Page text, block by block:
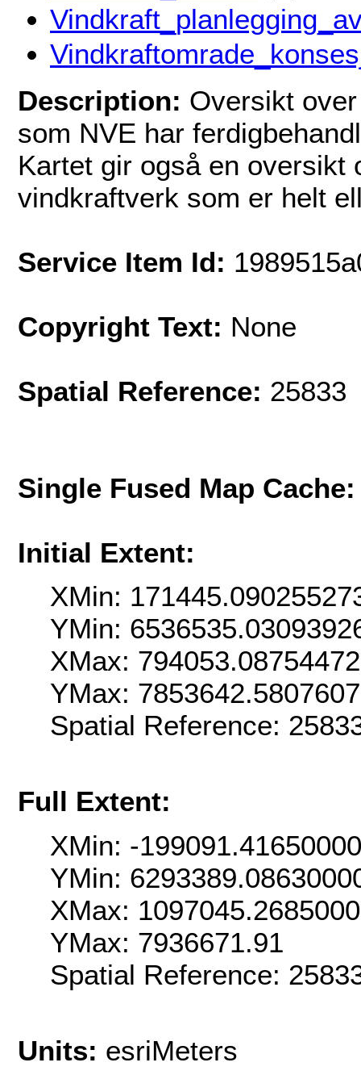
Description: Oversikt
som NVE har
Kartet gir også en oversikt
vindkraftverk som er helt
Service Item Id:
Copyright Text: None
Spatial Reference: 25833
Single Fused Map
Initial Extent:
XMin:
YMin:
XMax:
YMax:
Spatial Reference:
Full Extent:
XMin: -
YMin:
XMax:
YMax: 7936671.91
Spatial Reference:
Units: esriMeters